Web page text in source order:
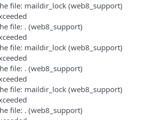
file: maildir_lock (web8_support)
file: . (web8_support)
file: maildir_lock (web8_support)
file: . (web8_support)
file: maildir_lock (web8_support)
file: . (web8_support)